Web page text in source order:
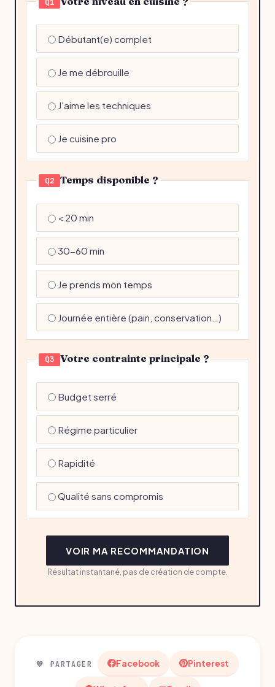
Débutant(e) complet
Je me débrouille
J'aime les techniques
Je cuisine pro
Q2 Temps disponible ?
< 20 min
30-60 min
Je prends mon temps
Journée entière (pain, conservation…)
Q3 Votre contrainte principale ?
Budget serré
Régime particulier
Rapidité
Qualité sans compromis
VOIR MA RECOMMANDATION
Résultat instantané, pas de création de compte.
💛 PARTAGER Facebook Pinterest